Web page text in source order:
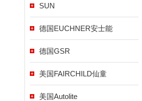
SUN
德国EUCHNER安士能
德国GSR
美国FAIRCHILD仙童
美国Autolite